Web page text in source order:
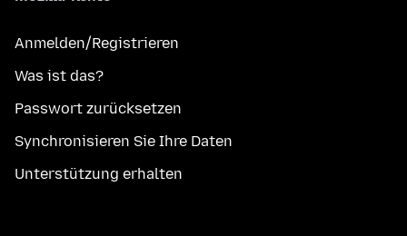
Anmelden/Registrieren
Was ist das?
Passwort zurücksetzen
Synchronisieren Sie Ihre Daten
Unterstützung erhalten